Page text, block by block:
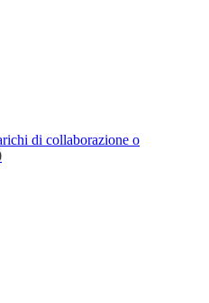
di collaborazione o